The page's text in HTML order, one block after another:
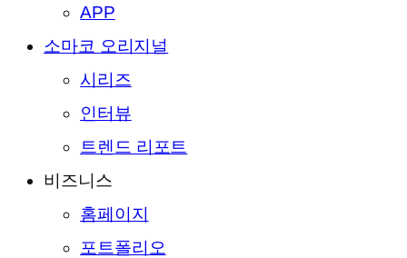
APP
소마코 오리지널
시리즈
인터뷰
트렌드 리포트
비즈니스
홈페이지
포트폴리오